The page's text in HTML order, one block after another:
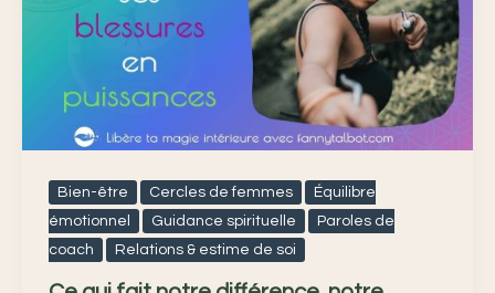
Bien-être Cercles de femmes
Équilibre
émotionnel
Guidance spirituelle
Paroles de
coach
Relations & estime de soi
notre
différence,
force,
c’est
histoire.